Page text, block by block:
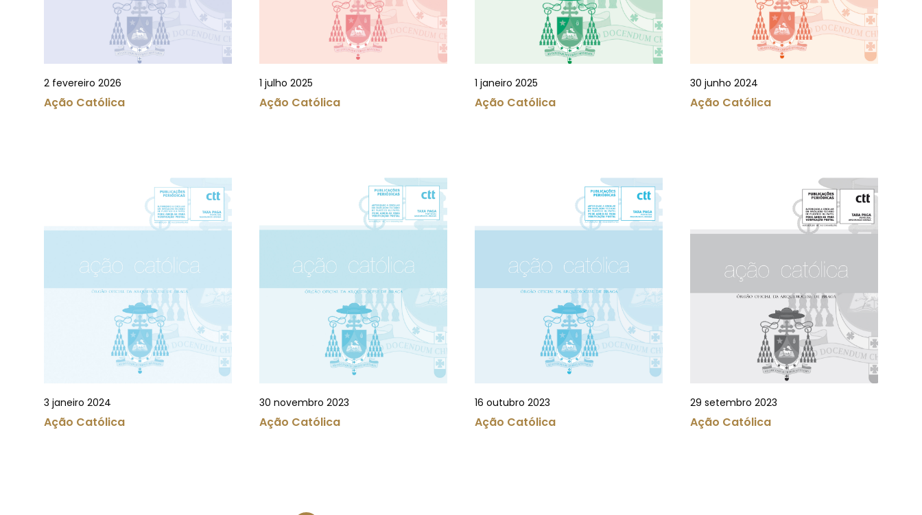
2 fevereiro 2026
Ação Católica
1 julho 2025
Ação Católica
1 janeiro 2025
Ação Católica
30 junho 2024
Ação Católica
3 janeiro 2024
Ação Católica
30 novembro 2023
Ação Católica
16 outubro 2023
Ação Católica
29 setembro 2023
Ação Católica